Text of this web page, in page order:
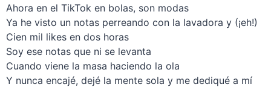
Ahora en el TikTok en bolas, son modas
Ya he visto un notas perreando con la lavadora y (¡eh!)
Cien mil likes en dos horas
Soy ese notas que ni se levanta
Cuando viene la masa haciendo la ola
Y nunca encajé, dejé la mente sola y me dediqué a mí